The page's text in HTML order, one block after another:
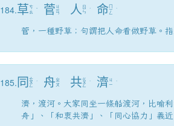
184.草ㄘ
ㄠ
ˇ 菅 ㄐ
ㄧ
ㄢ 人 ㄖ
ㄣ
ˊ 命 ㄧ
ㄥ
ˋ
菅，一種野草；句謂把人命看做野草。
185. 同 ㄊ
ㄨ
ㄥ
ˊ 舟 ㄓ
ㄡ
共 ㄍ
ㄨ
ㄥ
ˋ 濟 ㄐ
ㄧ
ˋ
濟，渡河。大家同坐一條船渡河，比喻
舟」、「和衷共濟」、「同心協力」義近